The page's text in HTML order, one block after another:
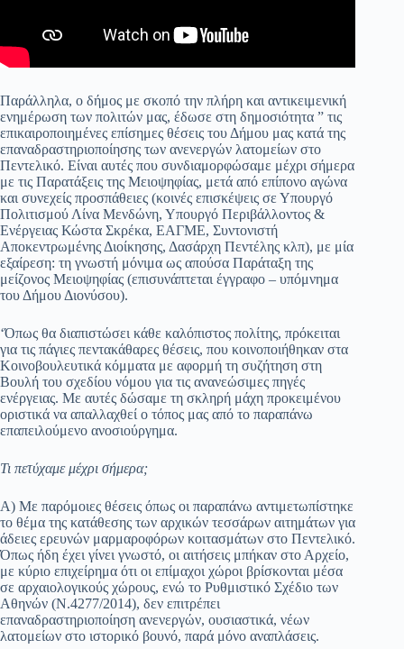
Παράλληλα, ο δήμος με σκοπό την πλήρη και αντικειμενική
ενημέρωση των πολιτών μας, έδωσε στη δημοσιότητα ” τις
επικαιροποιημένες επίσημες θέσεις του Δήμου μας κατά της
επαναδραστηριοποίησης των ανενεργών λατομείων στο
Πεντελικό. Είναι αυτές που συνδιαμορφώσαμε μέχρι σήμερα
με τις Παρατάξεις της Μειοψηφίας, μετά από επίπονο αγώνα
και συνεχείς προσπάθειες (κοινές επισκέψεις σε Υπουργό
Πολιτισμού Λίνα Μενδώνη, Υπουργό Περιβάλλοντος &
Ενέργειας Κώστα Σκρέκα, ΕΑΓΜΕ, Συντονιστή
Αποκεντρωμένης Διοίκησης, Δασάρχη Πεντέλης κλπ), με μία
εξαίρεση: τη γνωστή μόνιμα ως απούσα Παράταξη της
μείζονος Μειοψηφίας (επισυνάπτεται έγγραφο – υπόμνημα
του Δήμου Διονύσου).
‘Όπως θα διαπιστώσει κάθε καλόπιστος πολίτης, πρόκειται
για τις πάγιες πεντακάθαρες θέσεις, που κοινοποιήθηκαν στα
Κοινοβουλευτικά κόμματα με αφορμή τη συζήτηση στη
Βουλή του σχεδίου νόμου για τις ανανεώσιμες πηγές
ενέργειας. Με αυτές δώσαμε τη σκληρή μάχη προκειμένου
οριστικά να απαλλαχθεί ο τόπος μας από το παραπάνω
επαπειλούμενο ανοσιούργημα.
Τι πετύχαμε μέχρι σήμερα;
Α) Με παρόμοιες θέσεις όπως οι παραπάνω αντιμετωπίστηκε
το θέμα της κατάθεσης των αρχικών τεσσάρων αιτημάτων για
άδειες ερευνών μαρμαροφόρων κοιτασμάτων στο Πεντελικό.
Όπως ήδη έχει γίνει γνωστό, οι αιτήσεις μπήκαν στο Αρχείο,
με κύριο επιχείρημα ότι οι επίμαχοι χώροι βρίσκονται μέσα
σε αρχαιολογικούς χώρους, ενώ το Ρυθμιστικό Σχέδιο των
Αθηνών (Ν.4277/2014), δεν επιτρέπει
επαναδραστηριοποίηση ανενεργών, ουσιαστικά, νέων
λατομείων στο ιστορικό βουνό, παρά μόνο αναπλάσεις.